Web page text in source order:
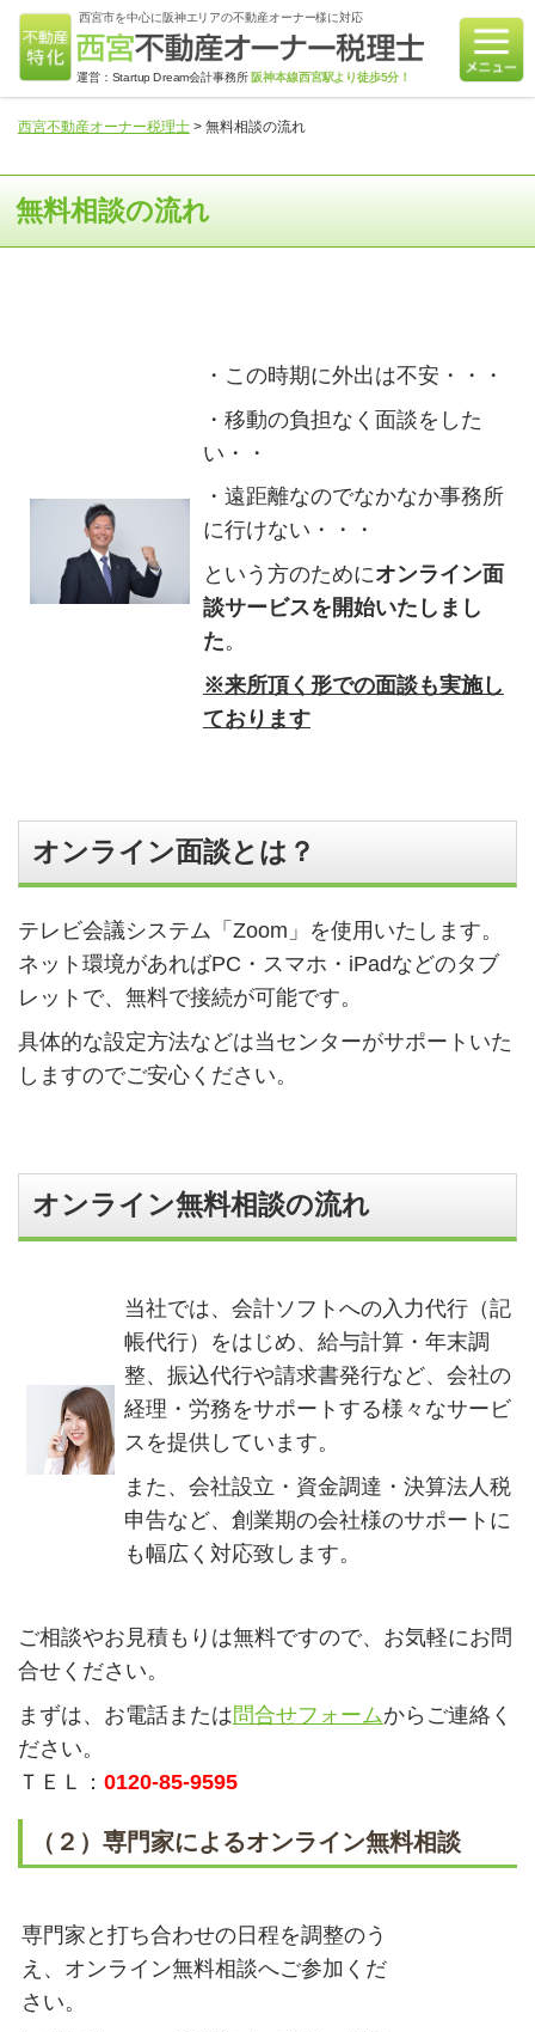
西宮市を中心に阪神エリアの不動産オーナー様に対応
運営：Startup Dream会計事務所 阪神本線西宮駅より徒歩5分！
西宮不動産オーナー税理士> 無料相談の流れ
無料相談の流れ
・この時期に外出は不安・・・
・移動の負担なく面談をした
い・・
・遠距離なのでなかなか事務所
に行けない・・・
という方のためにオンライン面
談サービスを開始いたしまし
た。
※来所頂く形での面談も実施し
ております
オンライン面談とは？
テレビ会議システム「Zoom」を使用いたします。
ネット環境があればPC・スマホ・iPadなどのタブ
レットで、無料で接続が可能です。
具体的な設定方法などは当センターがサポートいた
しますのでご安心ください。
オンライン無料相談の流れ
当社では、会計ソフトへの入力代行（記
帳代行）をはじめ、給与計算・年末調
整、振込代行や請求書発行など、会社の
経理・労務をサポートする様々なサービ
スを提供しています。
また、会社設立・資金調達・決算法人税
申告など、創業期の会社様のサポートに
も幅広く対応致します。
ご相談やお見積もりは無料ですので、お気軽にお問
合せください。
まずは、お電話または問合せフォームからご連絡く
ださい。
ＴＥＬ： 0120-85-9595
（２）専門家によるオンライン無料相談
専門家と打ち合わせの日程を調整のう
え、オンライン無料相談へご参加くだ
さい。